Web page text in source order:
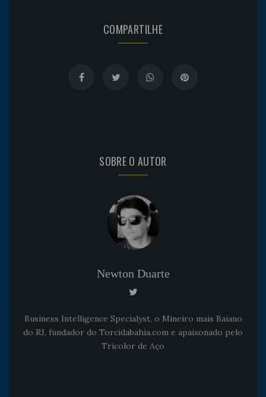
COMPARTILHE
SOBRE O AUTOR
Newton Duarte
Business Intelligence Specialyst, o Mineiro mais Baiano
do RJ, fundador do Torcidabahia.com e apaixonado pelo
Tricolor de Aço